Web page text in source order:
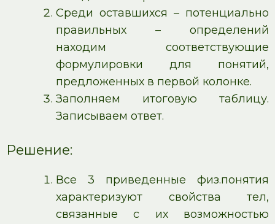
Среди оставшихся – потенциально
правильных – определений
находим соответствующие
формулировки для понятий,
предложенных в первой колонке.
Заполняем итоговую таблицу.
Записываем ответ.
Решение:
Все 3 приведенные физ.понятия
характеризуют свойства тел,
связанные с их возможностью